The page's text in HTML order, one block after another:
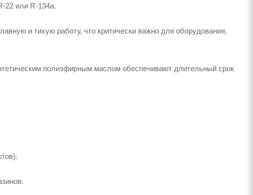
22 или R-134a.
и тихую работу, что критически важно для оборудования,
полиэфирным маслом обеспечивают длительный срок